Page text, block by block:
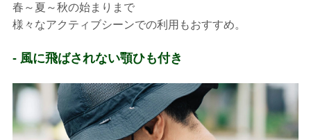
春～夏～秋の始まりまで
様々なアクティブシーンでの利用もおすすめ。
- 風に飛ばされない顎ひも付き